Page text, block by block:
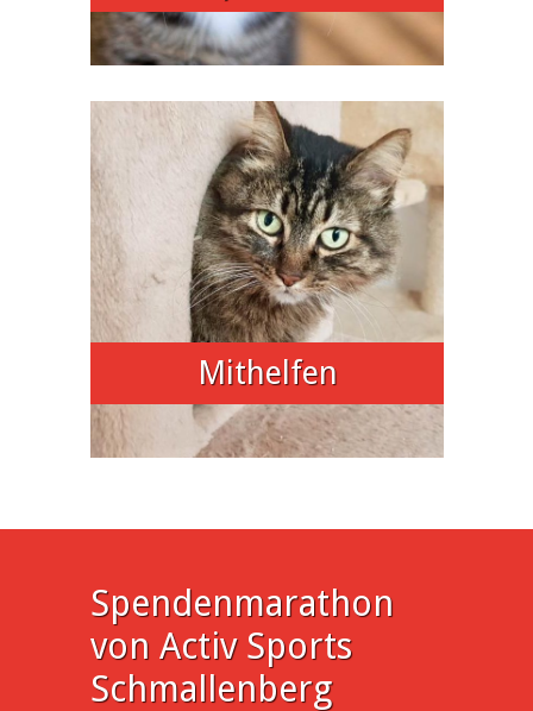
Mithelfen
Spendenmarathon
von Activ Sports
Schmallenberg